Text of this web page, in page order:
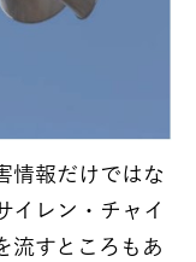
情報だけではな
イレン・チャイ
流すところもあ